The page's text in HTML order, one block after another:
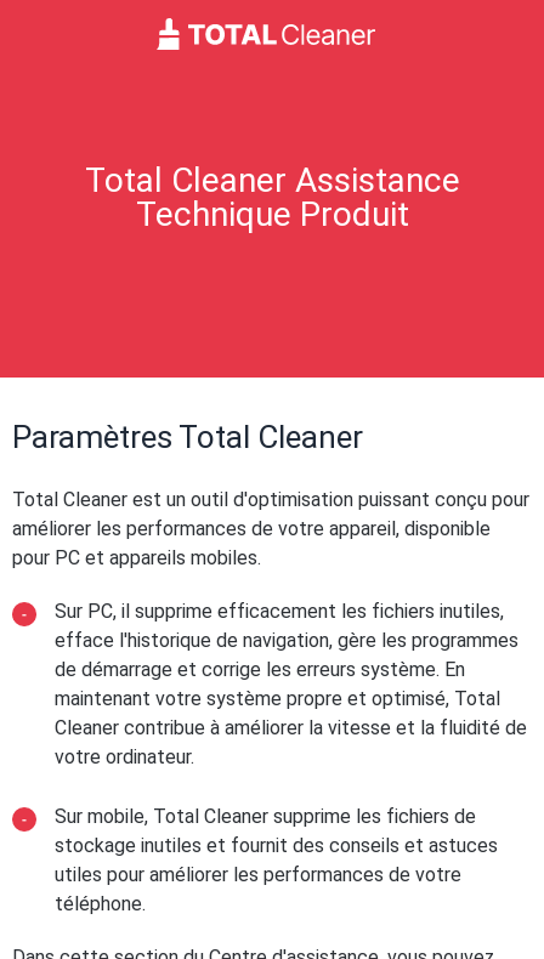
Total Cleaner Assistance
Technique Produit
Paramètres Total Cleaner
Total Cleaner est un outil d'optimisation puissant conçu pour
améliorer les performances de votre appareil, disponible
pour PC et appareils mobiles.
Sur PC, il supprime efficacement les fichiers inutiles,
efface l'historique de navigation, gère les programmes
de démarrage et corrige les erreurs système. En
maintenant votre système propre et optimisé, Total
Cleaner contribue à améliorer la vitesse et la fluidité de
votre ordinateur.
Sur mobile, Total Cleaner supprime les fichiers de
stockage inutiles et fournit des conseils et astuces
utiles pour améliorer les performances de votre
téléphone.